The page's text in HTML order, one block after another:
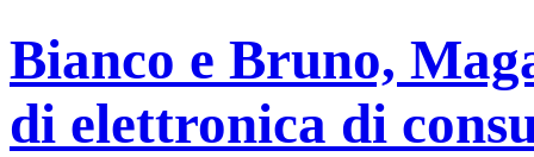
Bianco e Bruno,
di elettronica di